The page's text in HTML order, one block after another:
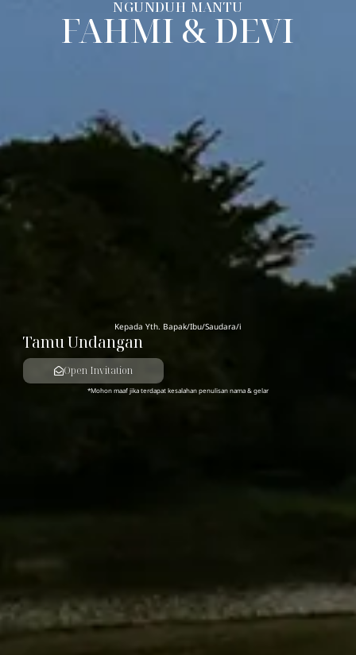
NGUNDUH MANTU
FAHMI & DEVI
Kepada Yth. Bapak/Ibu/Saudara/i
Tamu Undangan
Open Invitation
*Mohon maaf jika terdapat kesalahan penulisan nama & gelar